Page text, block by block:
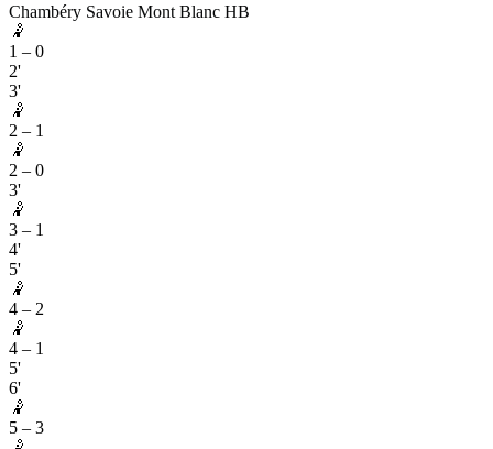
Chambéry Savoie Mont Blanc HB
🤾
1 – 0
2'
3'
🤾
2 – 1
🤾
2 – 0
3'
🤾
3 – 1
4'
5'
🤾
4 – 2
🤾
4 – 1
5'
6'
🤾
5 – 3